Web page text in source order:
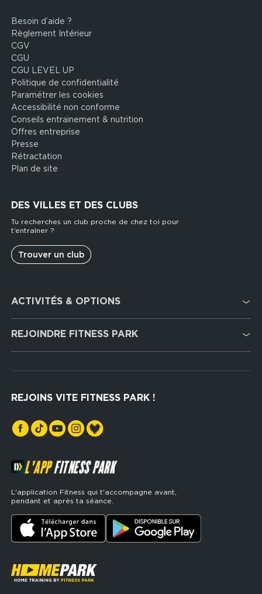
Footer
legal
Besoin d’aide ?
Règlement Intérieur
CGV
CGU
CGU LEVEL UP
Politique de confidentialité
Paramétrer les cookies
Accessibilité non conforme
Conseils entrainement & nutrition
Offres entreprise
Presse
Rétractation
Plan de site
DES VILLES ET DES CLUBS
Tu recherches un club proche de chez toi pour
t’entraîner ?
Trouver un club
services
ACTIVITÉS & OPTIONS
Cardio Training
Musculation
Hyrox Zone
Cross Training
REJOINDRE FITNESS PARK
REJOINS VITE FITNESS PARK !
L'APPFITNESS PARK
L'application Fitness qui t'accompagne avant,
pendant et après ta séance.